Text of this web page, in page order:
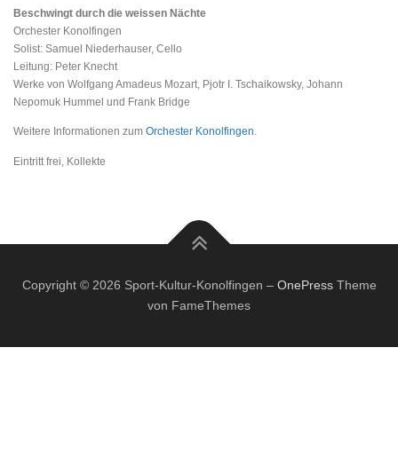
Beschwingt durch die weissen Nächte
Orchester Konolfingen
Solist: Samuel Niederhauser, Cello
Leitung: Peter Knecht
Werke von Wolfgang Amadeus Mozart, Pjotr I. Tschaikowsky, Johann
Nepomuk Hummel und Frank Bridge
Weitere Informationen zum Orchester Konolfingen.
Eintritt frei, Kollekte
Copyright © 2026 Sport-Kultur-Konolfingen – OnePressTheme
von FameThemes